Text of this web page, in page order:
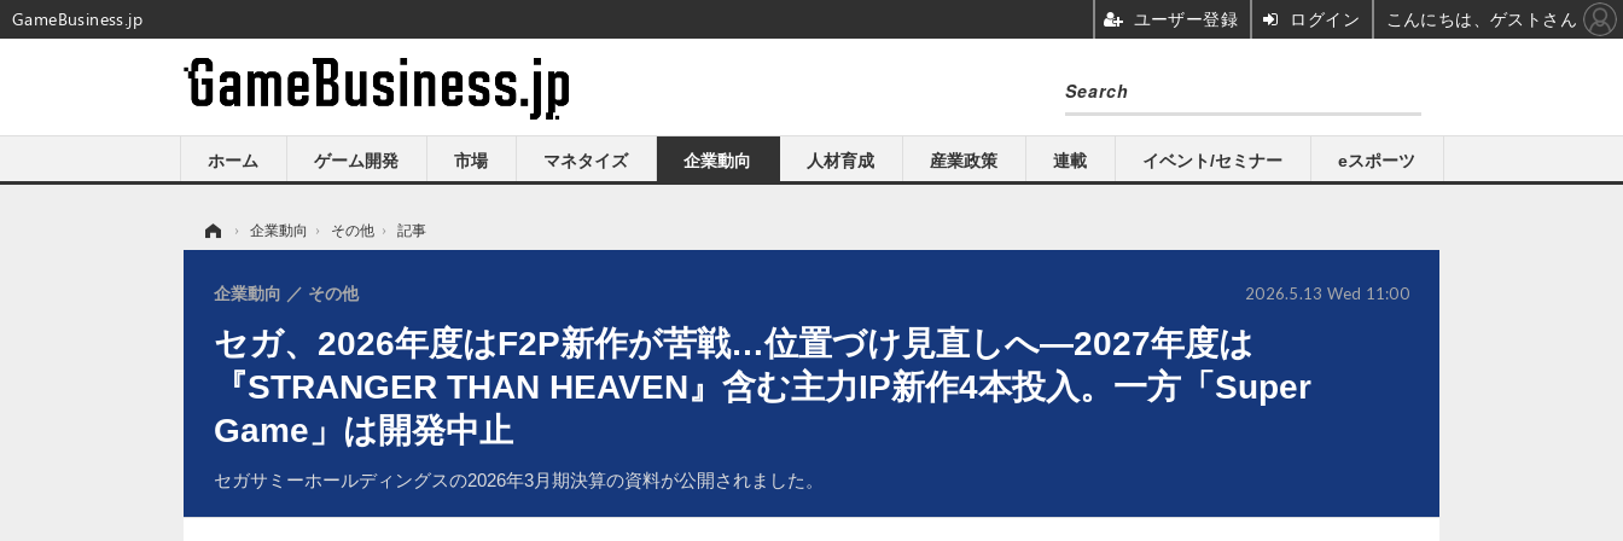
ホーム ゲーム開発 市場 マネタイズ 企業動向 人材育成 産業政策 連載 イベント/セミナー eスポーツ
› 企業動向 › その他 › 記事
セガ、2026年度はF2P新作が苦戦…位置づけ見直しへ―2027年度は
『STRANGER THAN HEAVEN』含む主力IP新作4本投入。一方「Super
Game」は開発中止
セガサミーホールディングスの2026年3月期決算の資料が公開されました。
企業動向 その他 2026.5.13 Wed 11:00
GameBusiness.jp ユーザー登録 ログイン こんにちは、ゲストさん